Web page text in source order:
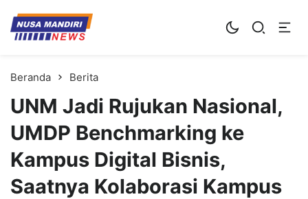
Kampus Digital Bisnis
Universitas Nusa Mandiri
Beranda Berita
UNM Jadi Rujukan Nasional,
UMDP Benchmarking ke
Kampus Digital Bisnis,
Saatnya Kolaborasi Kampus